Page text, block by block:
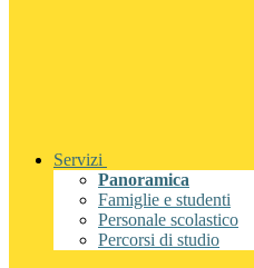
Servizi
Panoramica
Famiglie e studenti
Personale scolastico
Percorsi di studio